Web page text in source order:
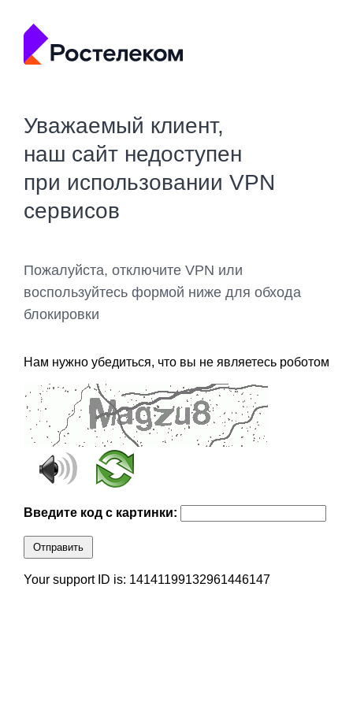
Уважаемый клиент,
наш сайт недоступен
при использовании VPN
сервисов
Пожалуйста, отключите VPN или
воспользуйтесь формой ниже для обхода
блокировки
Нам нужно убедиться, что вы не являетесь роботом
Введите код с картинки:
Отправить
Your support ID is: 14141199132961446147